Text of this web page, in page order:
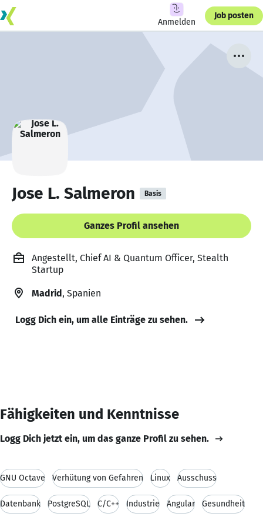
Anmelden
Job posten
Jose L. Salmeron Basis
Ganzes Profil ansehen
Angestellt, Chief AI & Quantum Officer, Stealth
Startup
Madrid, Spanien
Logg Dich ein, um alle Einträge zu sehen.
Fähigkeiten und Kenntnisse
Logg Dich jetzt ein, um das ganze Profil zu sehen.
GNU Octave Verhütung von Gefahren Linux Ausschuss
Datenbank PostgreSQL C/C++ Industrie Angular Gesundheit